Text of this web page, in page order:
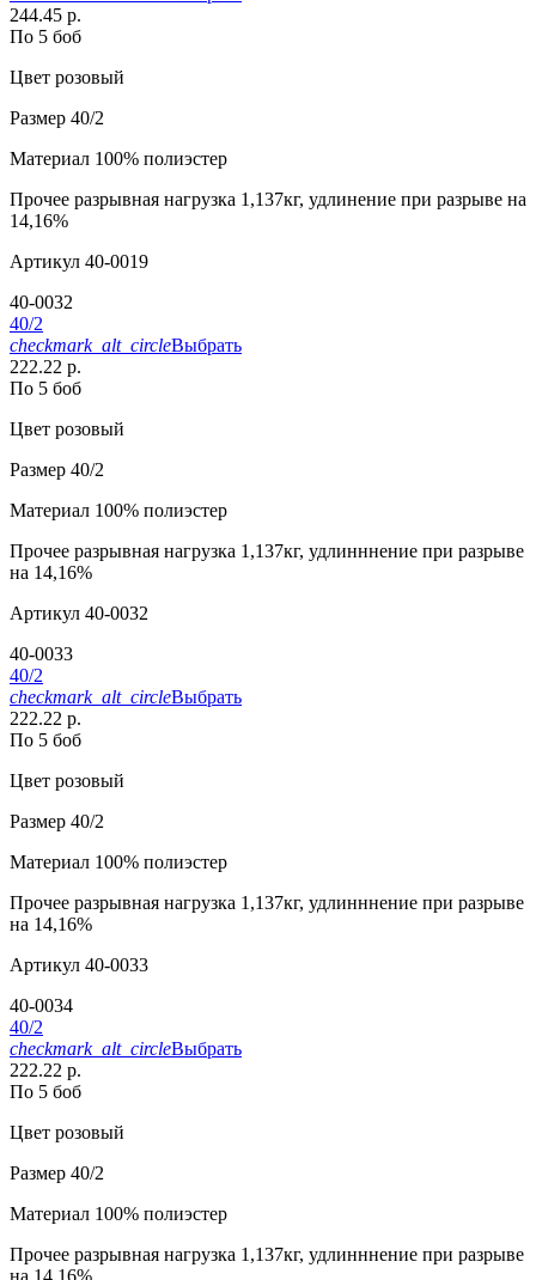
244.45 р.
По 5 боб
Цвет розовый
Размер 40/2
Материал 100% полиэстер
Прочее разрывная нагрузка 1,137кг, удлинение при разрыве на
14,16%
Артикул 40-0019
40-0032
40/2
checkmark_alt_circleВыбрать
222.22 р.
По 5 боб
Цвет розовый
Размер 40/2
Материал 100% полиэстер
Прочее разрывная нагрузка 1,137кг, удлинннение при разрыве
на 14,16%
Артикул 40-0032
40-0033
40/2
checkmark_alt_circleВыбрать
222.22 р.
По 5 боб
Цвет розовый
Размер 40/2
Материал 100% полиэстер
Прочее разрывная нагрузка 1,137кг, удлинннение при разрыве
на 14,16%
Артикул 40-0033
40-0034
40/2
checkmark_alt_circleВыбрать
222.22 р.
По 5 боб
Цвет розовый
Размер 40/2
Материал 100% полиэстер
Прочее разрывная нагрузка 1,137кг, удлинннение при разрыве
на 14,16%